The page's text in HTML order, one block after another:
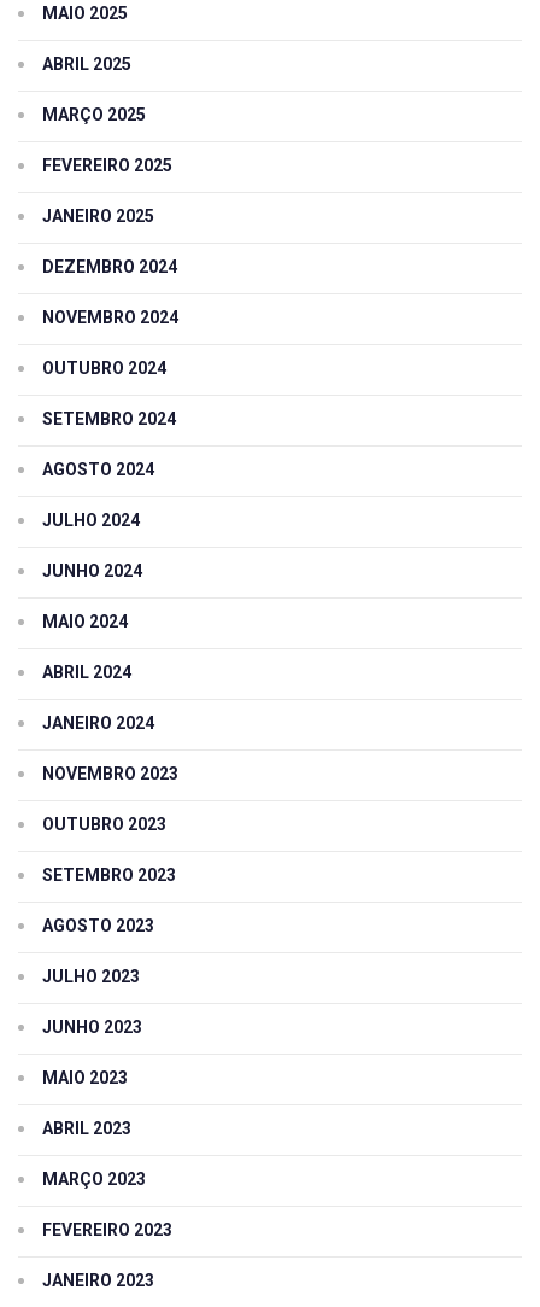
MAIO 2025
ABRIL 2025
MARÇO 2025
FEVEREIRO 2025
JANEIRO 2025
DEZEMBRO 2024
NOVEMBRO 2024
OUTUBRO 2024
SETEMBRO 2024
AGOSTO 2024
JULHO 2024
JUNHO 2024
MAIO 2024
ABRIL 2024
JANEIRO 2024
NOVEMBRO 2023
OUTUBRO 2023
SETEMBRO 2023
AGOSTO 2023
JULHO 2023
JUNHO 2023
MAIO 2023
ABRIL 2023
MARÇO 2023
FEVEREIRO 2023
JANEIRO 2023